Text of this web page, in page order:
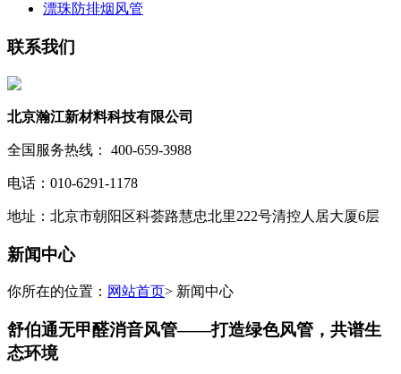
漂珠防排烟风管
联系我们
北京瀚江新材料科技有限公司
全国服务热线： 400-659-3988
电话：010-6291-1178
地址：北京市朝阳区科荟路慧忠北里222号清控人居大厦6层
新闻中心
你所在的位置： 网站首页> 新闻中心
舒伯通无甲醛消音风管——打造绿色风管，共谱生
态环境